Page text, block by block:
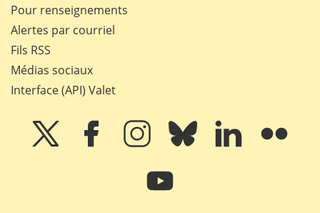
Pour renseignements
Alertes par courriel
Fils RSS
Médias sociaux
Interface (API) Valet